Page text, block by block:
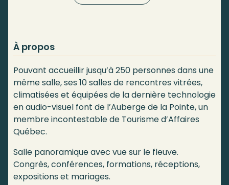
À propos
Pouvant accueillir jusqu’à 250 personnes dans une
même salle, ses 10 salles de rencontres vitrées,
climatisées et équipées de la dernière technologie
en audio-visuel font de l’Auberge de la Pointe, un
membre incontestable de Tourisme d’Affaires
Québec.
Salle panoramique avec vue sur le fleuve.
Congrès, conférences, formations, réceptions,
expositions et mariages.